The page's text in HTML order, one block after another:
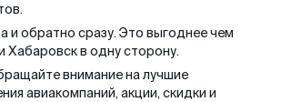
и обратно сразу. Это выгоднее чем
Хабаровск в одну сторону.
внимание на лучшие
авиакомпаний, акции, скидки и